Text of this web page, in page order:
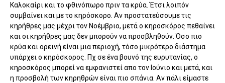
Καλοκαίρι και το φθινόπωρο πριν τα κρύα. Έτσι λοιπόν
συμβαίνει και με το κηρόσκορο. Αν προστατεύσουμε τις
κηρήθρες μας μέχρι τον Νοέμβριο, μετά ο κηροσκόρος πεθαίνει
και οι κηρήθρες μας δεν μπορούν να προσβληθούν. Όσο πιο
κρύα και ορεινή είναι μια περιοχή, τόσο μικρότερο διάστημα
υπάρχει ο κηρόσκορος. Πχ σε ένα βουνό της ευρυτανίας, ο
κηροσκόρος μπορεί να εμφανιστεί απο τον Ιούνιο και μετά, και
η προσβολή των κηρηθρών είναι πιο σπάνια. Αν πάλι είμαστε